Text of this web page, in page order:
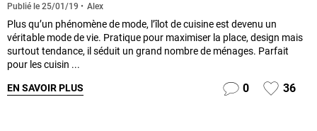
Publié le 25/01/19 Alex
Plus qu’un phénomène de mode, l’îlot de cuisine est devenu un
véritable mode de vie. Pratique pour maximiser la place, design mais
surtout tendance, il séduit un grand nombre de ménages. Parfait
pour les cuisin ...
EN SAVOIR PLUS 0 36